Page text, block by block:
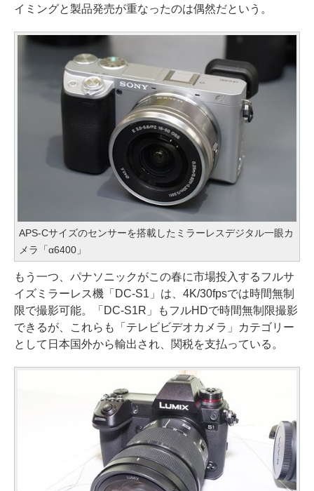
イミングと製品発売が重なったのは偶然だという。
APS-Cサイズのセンサーを搭載したミラーレスデジタル一眼カ
メラ「α6400」
もう一つ、パナソニックがこの春に市場投入するフルサ
イズミラーレス機「DC-S1」は、4K/30fpsでは時間無制
限で撮影可能。「DC-S1R」もフルHDで時間無制限撮影
できるが、これらも「テレビビデオカメラ」カテゴリー
として日本国外から輸出され、関税を支払っている。